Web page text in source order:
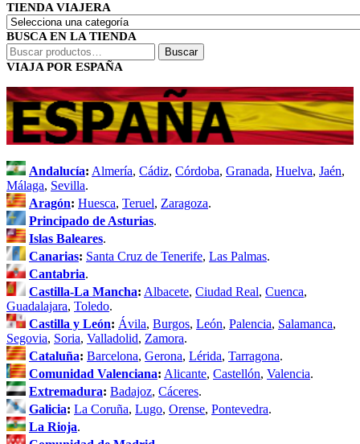
TIENDA VIAJERA
BUSCA EN LA TIENDA
Buscar
por:
Buscar
VIAJA POR ESPAÑA
Andalucía: Almería, Cádiz, Córdoba, Granada, Huelva, Jaén,
Málaga, Sevilla.
Aragón: Huesca, Teruel, Zaragoza.
Principado de Asturias.
Islas Baleares.
Canarias: Santa Cruz de Tenerife, Las Palmas.
Cantabria.
Castilla-La Mancha: Albacete, Ciudad Real, Cuenca,
Guadalajara, Toledo.
Castilla y León: Ávila, Burgos, León, Palencia, Salamanca,
Segovia, Soria, Valladolid, Zamora.
Cataluña: Barcelona, Gerona, Lérida, Tarragona.
Comunidad Valenciana: Alicante, Castellón, Valencia.
Extremadura: Badajoz, Cáceres.
Galicia: La Coruña, Lugo, Orense, Pontevedra.
La Rioja.